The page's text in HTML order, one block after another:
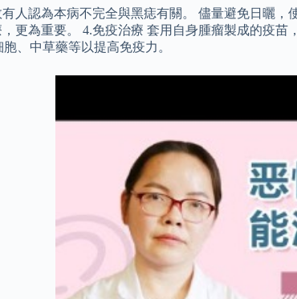
人認為本病不完全與黑痣有關。 儘量避免日曬
更為重要。 4.免疫治療 套用自身腫瘤製成的疫
、中草藥等以提高免疫力。